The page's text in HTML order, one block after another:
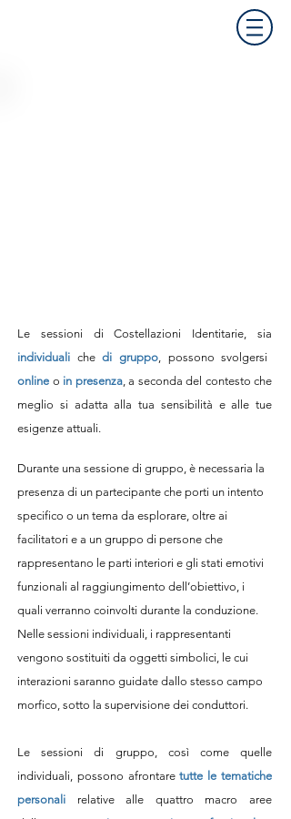
Le sessioni di Costellazioni Identitarie, sia
individuali che di gruppo, possono svolgersi
online o in presenza, a seconda del contesto che
meglio si adatta alla tua sensibilità e alle tue
esigenze attuali.
Durante una sessione di gruppo, è necessaria la
presenza di un partecipante che porti un intento
specifico o un tema da esplorare, oltre ai
facilitatori e a un gruppo di persone che
rappresentano le parti interiori e gli stati emotivi
funzionali al raggiungimento dell’obiettivo, i
quali verranno coinvolti durante la conduzione.
Nelle sessioni individuali, i rappresentanti
vengono sostituiti da oggetti simbolici, le cui
interazioni saranno guidate dallo stesso campo
morfico, sotto la supervisione dei conduttori.
Le sessioni di gruppo, così come quelle
individuali, possono afrontare tutte le tematiche
personali
relative alle quattro macro aree